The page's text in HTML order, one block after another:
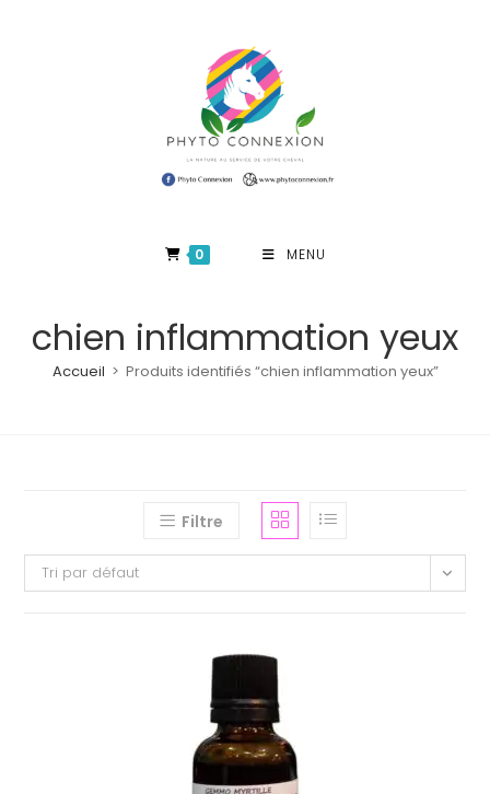
0 MENU
chien inflammation yeux
Accueil > Produits identifiés “chien inflammation yeux”
Filtre
Tri par défaut